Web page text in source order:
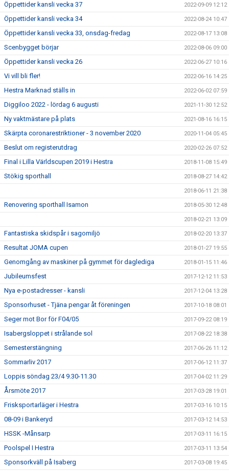
Öppettider kansli vecka 37 2022-09-09 12:12
Öppettider kansli vecka 34 2022-08-24 10:47
Öppettider kansli vecka 33, onsdag-fredag 2022-08-17 13:08
Scenbygget börjar 2022-08-06 09:00
Öppettider kansli vecka 26 2022-06-27 10:16
Vi vill bli fler! 2022-06-16 14:25
Hestra Marknad ställs in 2022-06-02 07:59
Diggiloo 2022 - lördag 6 augusti 2021-11-30 12:52
Ny vaktmästare på plats 2021-08-16 16:15
Skärpta coronarestriktioner - 3 november 2020 2020-11-04 05:45
Beslut om registerutdrag 2020-02-26 07:52
Final i Lilla Världscupen 2019 i Hestra 2018-11-08 15:49
Stökig sporthall 2018-08-27 14:42
2018-06-11 21:38
Renovering sporthall Isamon 2018-05-30 12:48
2018-02-21 13:09
Fantastiska skidspår i sagomiljö 2018-02-20 13:37
Resultat JOMA cupen 2018-01-27 19:55
Genomgång av maskiner på gymmet för daglediga 2018-01-15 11:46
Jubileumsfest 2017-12-12 11:53
Nya e-postadresser - kansli 2017-12-04 13:28
Sponsorhuset - Tjäna pengar åt föreningen 2017-10-18 08:01
Seger mot Bor för F04/05 2017-09-22 08:19
Isabergsloppet i strålande sol 2017-08-22 18:38
Semesterstängning 2017-06-26 11:12
Sommarliv 2017 2017-06-12 11:37
Loppis söndag 23/4 9.30-11.30 2017-04-02 11:29
Årsmöte 2017 2017-03-28 19:01
Frisksportarläger i Hestra 2017-03-16 10:15
08-09 i Bankeryd 2017-03-12 14:53
HSSK -Månsarp 2017-03-11 16:15
Poolspel I Hestra 2017-03-11 13:54
Sponsorkväll på Isaberg 2017-03-08 19:45